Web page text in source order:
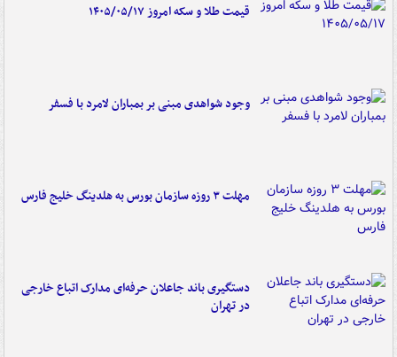
قیمت طلا و سکه امروز ۱۴۰۵/۰۵/۱۷
وجود شواهدی مبنی بر بمباران لامرد با فسفر
مهلت ۳ روزه سازمان بورس به هلدینگ خلیج فارس
دستگیری باند جاعلان حرفه‌ای مدارک اتباع خارجی
در تهران